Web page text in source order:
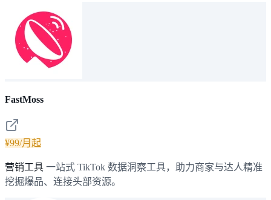
FastMoss
¥99/月起
营销工具 一站式 TikTok 数据洞察工具，助力商家与达人精准
挖掘爆品、连接头部资源。